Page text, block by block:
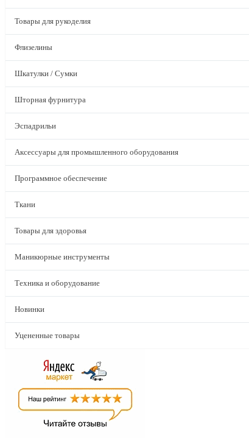
Товары для рукоделия
Флизелины
Шкатулки / Сумки
Шторная фурнитура
Эспадрильи
Аксессуары для промышленного оборудования
Программное обеспечение
Ткани
Товары для здоровья
Маникюрные инструменты
Техника и оборудование
Новинки
Уцененные товары